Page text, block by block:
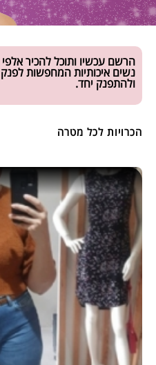
הרשם עכשיו ותוכל להכיר אלפי
נשים איכותיות המחפשות לפנק
ולהתפנק יחד.
הכרויות לכל מטרה